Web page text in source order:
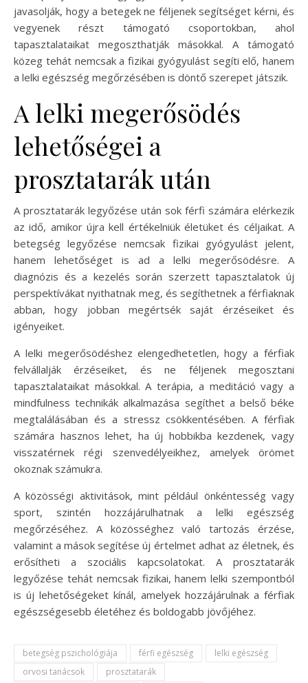
javasolják, hogy a betegek ne féljenek segítséget kérni, és
vegyenek részt támogató csoportokban, ahol
tapasztalataikat megoszthatják másokkal. A támogató
közeg tehát nemcsak a fizikai gyógyulást segíti elő, hanem
a lelki egészség megőrzésében is döntő szerepet játszik.
A lelki megerősödés
lehetőségei a
prosztatarák után
A prosztatarák legyőzése után sok férfi számára elérkezik
az idő, amikor újra kell értékelniük életüket és céljaikat. A
betegség legyőzése nemcsak fizikai gyógyulást jelent,
hanem lehetőséget is ad a lelki megerősödésre. A
diagnózis és a kezelés során szerzett tapasztalatok új
perspektívákat nyithatnak meg, és segíthetnek a férfiaknak
abban, hogy jobban megértsék saját érzéseiket és
igényeiket.
A lelki megerősödéshez elengedhetetlen, hogy a férfiak
felvállalják érzéseiket, és ne féljenek megosztani
tapasztalataikat másokkal. A terápia, a meditáció vagy a
mindfulness technikák alkalmazása segíthet a belső béke
megtalálásában és a stressz csökkentésében. A férfiak
számára hasznos lehet, ha új hobbikba kezdenek, vagy
visszatérnek régi szenvedélyeikhez, amelyek örömet
okoznak számukra.
A közösségi aktivitások, mint például önkéntesség vagy
sport, szintén hozzájárulhatnak a lelki egészség
megőrzéséhez. A közösséghez való tartozás érzése,
valamint a mások segítése új értelmet adhat az életnek, és
erősítheti a szociális kapcsolatokat. A prosztatarák
legyőzése tehát nemcsak fizikai, hanem lelki szempontból
is új lehetőségeket kínál, amelyek hozzájárulnak a férfiak
egészségesebb életéhez és boldogabb jövőjéhez.
betegség pszichológiája férfi egészség
lelki egészség
orvosi tanácsok
prosztatarák